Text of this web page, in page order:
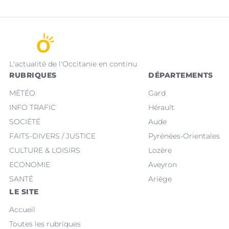
L'actualité de l'Occitanie en continu
RUBRIQUES
MÉTÉO
INFO TRAFIC
SOCIÉTÉ
FAITS-DIVERS / JUSTICE
CULTURE & LOISIRS
ECONOMIE
SANTÉ
DÉPARTEMENTS
Gard
Hérault
Aude
Pyrénées-Orientales
Lozère
Aveyron
Ariège
LE SITE
Accueil
Toutes les rubriques